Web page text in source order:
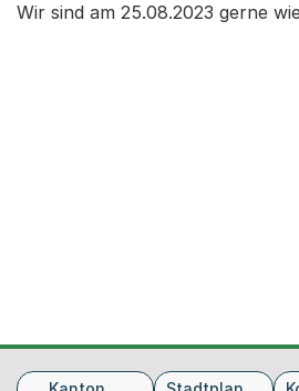
Wir sind am 25.08.2023 gerne
Fusszeile